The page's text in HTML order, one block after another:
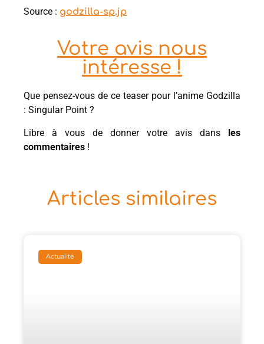
Source : godzilla-sp.jp
Votre avis nous
intéresse !
Que pensez-vous de ce teaser pour l’anime Godzilla
: Singular Point ?
Libre à vous de donner votre avis dans les
commentaires !
Articles similaires
Actualité